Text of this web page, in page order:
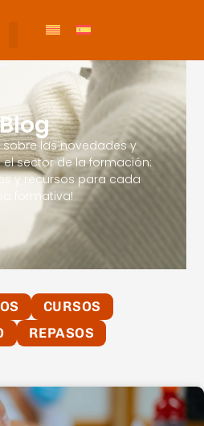
las novedades y
sector de la formación:
y recursos para cada
formativa!
CURSOS
REPASOS